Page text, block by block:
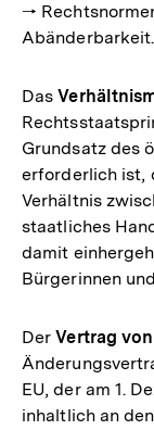
🠒
Abänderbarkeit.
Das
Grundsatz des
erforderlich ist,
Verhältnis
staatliches
damit
Bürgerinnen
DerVertrag
EU, der am 1.
inhaltlich an